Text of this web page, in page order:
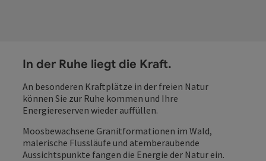
In der Ruhe liegt die Kraft.
An besonderen Kraftplätze in der freien Natur
können Sie zur Ruhe kommen und Ihre
Energiereserven wieder auffüllen.
Moosbewachsene Granitformationen im Wald,
malerische Flussläufe und atemberaubende
Aussichtspunkte fangen die Energie der Natur ein.